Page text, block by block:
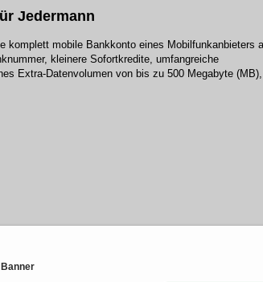
Jedermann
komplett mobile Bankkonto eines Mobilfunkanbieters
kleinere Sofortkredite, umfangreiche
Extra-Datenvolumen von bis zu 500 Megabyte (MB),